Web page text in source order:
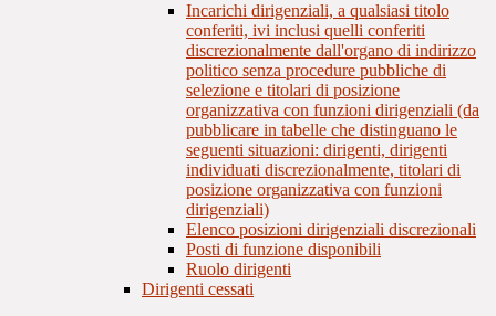
Incarichi dirigenziali, a qualsiasi titolo
conferiti, ivi inclusi quelli conferiti
discrezionalmente dall'organo di indirizzo
politico senza procedure pubbliche di
selezione e titolari di posizione
organizzativa con funzioni dirigenziali (da
pubblicare in tabelle che distinguano le
seguenti situazioni: dirigenti, dirigenti
individuati discrezionalmente, titolari di
posizione organizzativa con funzioni
dirigenziali)
Elenco posizioni dirigenziali discrezionali
Posti di funzione disponibili
Ruolo dirigenti
Dirigenti cessati